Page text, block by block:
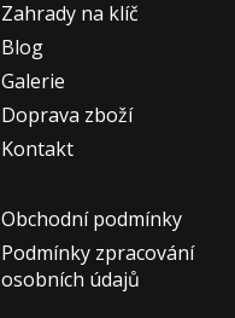
Zahrady na klíč
Blog
Galerie
Doprava zboží
Kontakt
Obchodní podmínky
Podmínky zpracování
osobních údajů